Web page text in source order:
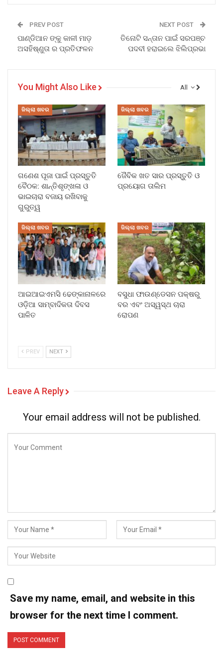
PREV POST
ପାଣ୍ଡିଆନ ଙ୍କୁ କାଳୀ ମାଡ଼
ଅସହିଷ୍ଣୁତା ର ପ୍ରତିଫଳନ
NEXT POST
ତିନୋଟି ସନ୍ତାନ ପାଇଁ ସରପଞ୍ଚ
ପଦବୀ ହରାଇଲେ ଝିଲିପ୍ରଭା
All
You Might Also Like
ଜିଲ୍ଲା ଖବର
ଗଣେଶ ପୂଜା ପାଇଁ ପ୍ରସ୍ତୁତି
ବୈଠକ: ଶାନ୍ତିଶୃଙ୍ଖଳା ଓ
ଭାଇଚାରା ବଜାୟ ରଖିବାକୁ
ଗୁରୁତ୍ୱ
ଜିଲ୍ଲା ଖବର
ଜୈବିକ ଖତ ସାର ପ୍ରସ୍ତୁତି ଓ
ପ୍ରୟୋଗ ତାଲିମ
ଜିଲ୍ଲା ଖବର
ଆଇଆଇଏମସି ଢେଙ୍କାନାଳରେ
ଓଡ଼ିଆ ସାମ୍ବାଦିକତା ଦିବସ
ପାଳିତ
ଜିଲ୍ଲା ଖବର
ବସୁଧା ଫାଉଣ୍ଡେସନ ପକ୍ଷରୁ
ବର ଏବଂ ଅସ୍ୱସ୍ଥ ଚାରା
ରୋପଣ
PREV NEXT
Leave A Reply
Your email address will not be published.
Save my name, email, and website in this
browser for the next time I comment.